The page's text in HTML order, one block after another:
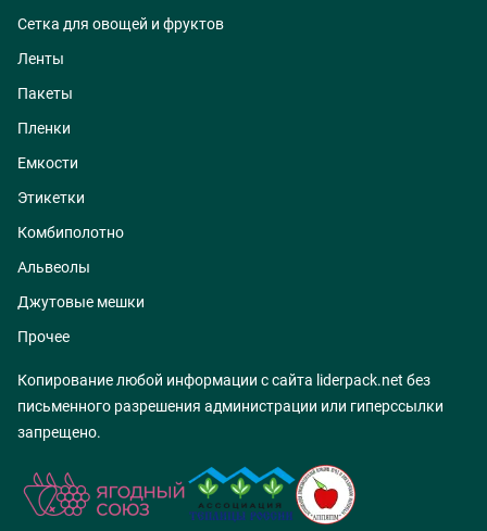
Сетка для овощей и фруктов
Ленты
Пакеты
Пленки
Емкости
Этикетки
Комбиполотно
Альвеолы
Джутовые мешки
Прочее
Копирование любой информации с сайта liderpack.net без
письменного разрешения администрации или гиперссылки
запрещено.